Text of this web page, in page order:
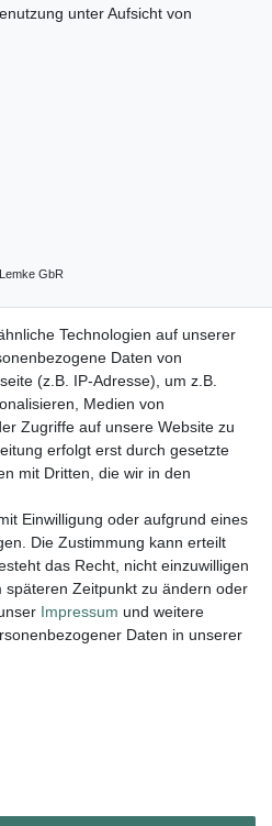
unter Aufsicht von
GbR
GbR
AGB
Technologien auf unserer
Daten von
(z.B. IP-Adresse), um z.B.
Medien von
Zugriffe auf unsere Website zu
erfolgt erst durch gesetzte
mit Dritten, die wir in den
Einwilligung oder aufgrund eines
Die Zustimmung kann erteilt
das Recht, nicht einzuwilligen
späteren Zeitpunkt zu ändern oder
Impressum und weitere
Daten in unserer